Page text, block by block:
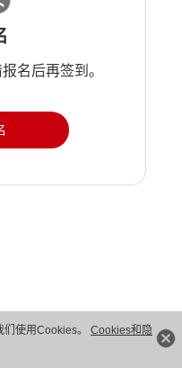
使用Cookies。 Cookies和隐
名后再签到。
留一切权利。粤A2-20044005号
声明